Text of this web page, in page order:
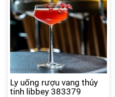
Ly uống rượu vang thủy
tinh libbey 383379